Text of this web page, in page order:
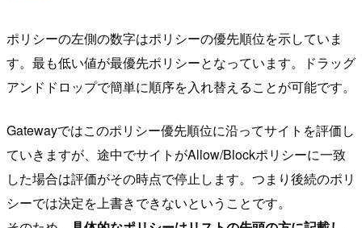
ポリシーの左側の数字はポリシーの優先順位を示していま
す。最も低い値が最優先ポリシーとなっています。ドラッグ
アンドドロップで簡単に順序を入れ替えることが可能です。
Gatewayではこのポリシー優先順位に沿ってサイトを評価し
ていきますが、途中でサイトがAllow/Blockポリシーに一致
した場合は評価がその時点で停止します。つまり後続のポリ
シーでは決定を上書きできないということです。